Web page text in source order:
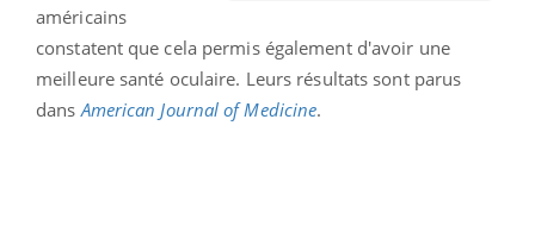
américains
constatent que cela permis également d'avoir une
meilleure santé oculaire. Leurs résultats sont parus
dansAmerican Journal of Medicine.